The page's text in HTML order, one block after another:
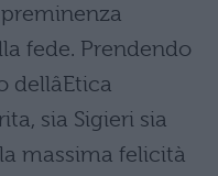
fede. Prendendo
sia Sigieri sia
massima felicità